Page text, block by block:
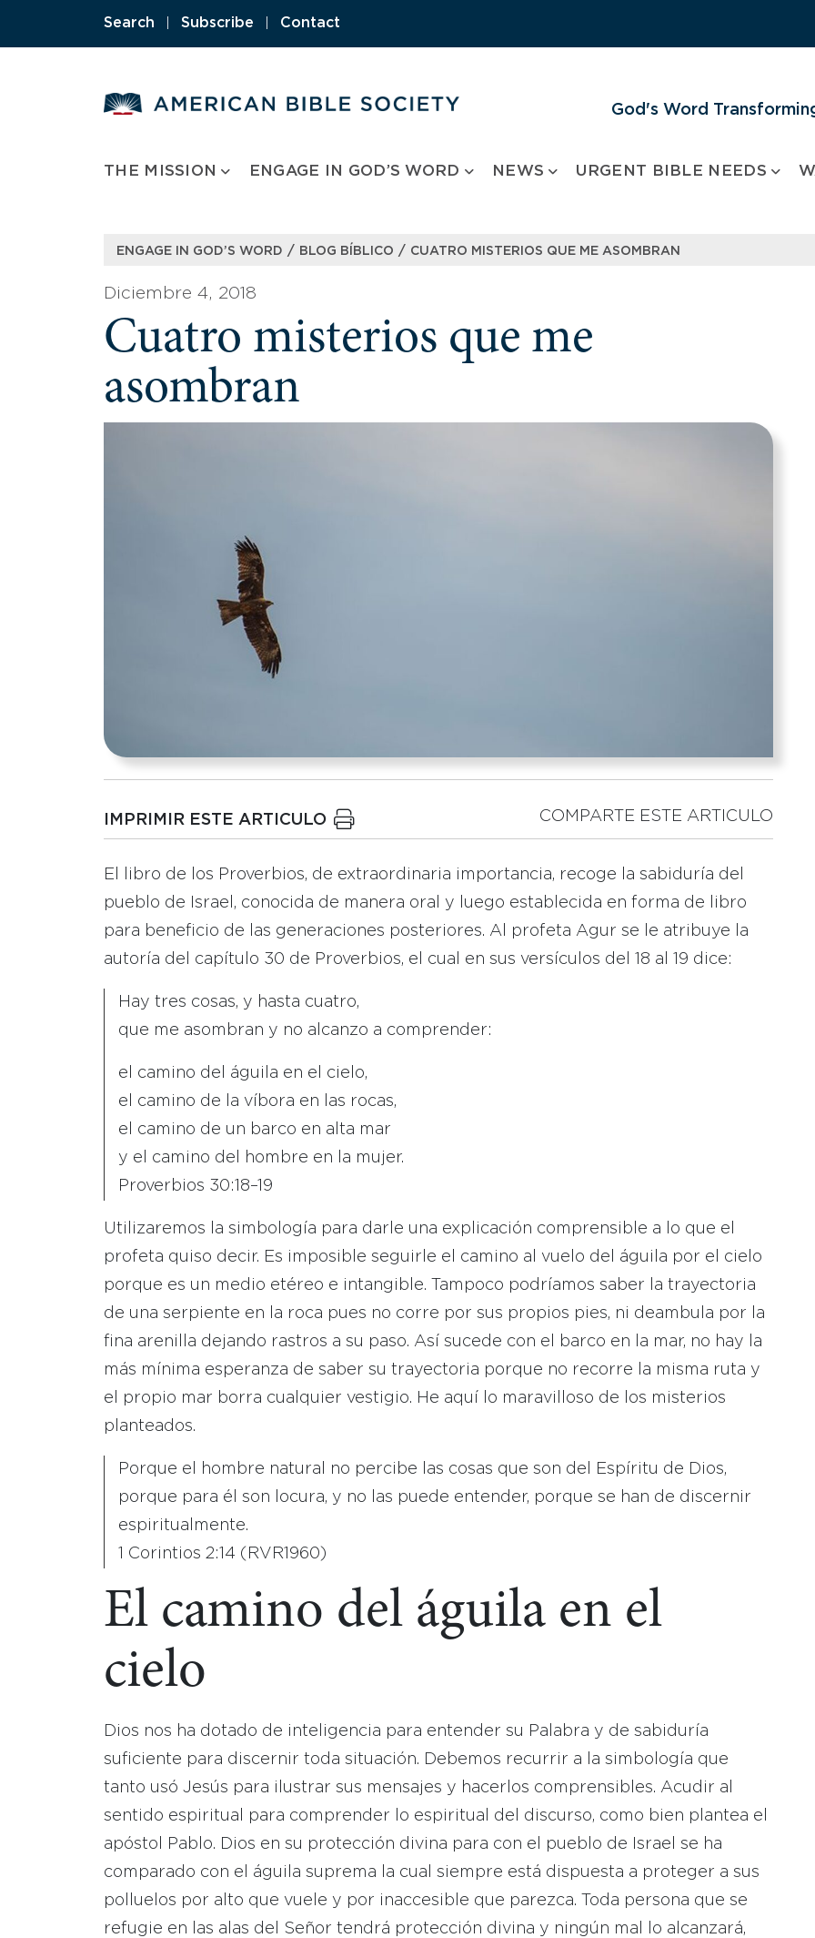
Search Subscribe Contact
God's Word
THE MISSION ENGAGE IN GOD’S WORD NEWS URGENT BIBLE NEEDS
ENGAGE IN GOD’S WORD / BLOG BÍBLICO / CUATRO MISTERIOS QUE ME ASOMBRAN
Diciembre 4, 2018
Cuatro misterios que me
asombran
IMPRIMIR ESTE ARTICULO COMPARTE ESTE ARTICULO
El libro de los Proverbios, de extraordinaria importancia, recoge la sabiduría del
pueblo de Israel, conocida de manera oral y luego establecida en forma de libro
para beneficio de las generaciones posteriores. Al profeta Agur se le atribuye la
autoría del capítulo 30 de Proverbios, el cual en sus versículos del 18 al 19 dice:
Hay tres cosas, y hasta cuatro,
que me asombran y no alcanzo a comprender:
el camino del águila en el cielo,
el camino de la víbora en las rocas,
el camino de un barco en alta mar
y el camino del hombre en la mujer.
Proverbios 30:18–19
Utilizaremos la simbología para darle una explicación comprensible a lo que el
profeta quiso decir. Es imposible seguirle el camino al vuelo del águila por el cielo
porque es un medio etéreo e intangible. Tampoco podríamos saber la trayectoria
de una serpiente en la roca pues no corre por sus propios pies, ni deambula por la
fina arenilla dejando rastros a su paso. Así sucede con el barco en la mar, no hay la
más mínima esperanza de saber su trayectoria porque no recorre la misma ruta y
el propio mar borra cualquier vestigio. He aquí lo maravilloso de los misterios
planteados.
Porque el hombre natural no percibe las cosas que son del Espíritu de Dios,
porque para él son locura, y no las puede entender, porque se han de discernir
espiritualmente.
1 Corintios 2:14 (RVR1960)
El camino del águila en el
cielo
Dios nos ha dotado de inteligencia para entender su Palabra y de sabiduría
suficiente para discernir toda situación. Debemos recurrir a la simbología que
tanto usó Jesús para ilustrar sus mensajes y hacerlos comprensibles. Acudir al
sentido espiritual para comprender lo espiritual del discurso, como bien plantea el
apóstol Pablo. Dios en su protección divina para con el pueblo de Israel se ha
comparado con el águila suprema la cual siempre está dispuesta a proteger a sus
polluelos por alto que vuele y por inaccesible que parezca. Toda persona que se
refugie en las alas del Señor tendrá protección divina y ningún mal lo alcanzará,